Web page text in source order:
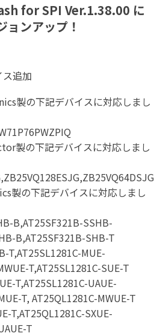
for SPI Ver.1.38.00 に
ョンアップ！
追加
製の下記デバイスに対応しまし
製の下記デバイスに対応しまし
製の下記デバイスに対応しまし
B,AT25SF321B-SSHB-
B,AT25SF321B-SHB-T
T,AT25SL1281C-MUE-
T,AT25SL1281C-SUE-T
T,AT25SL1281C-UAUE-
T, AT25QL1281C-MWUE-T
T,AT25QL1281C-SXUE-
T